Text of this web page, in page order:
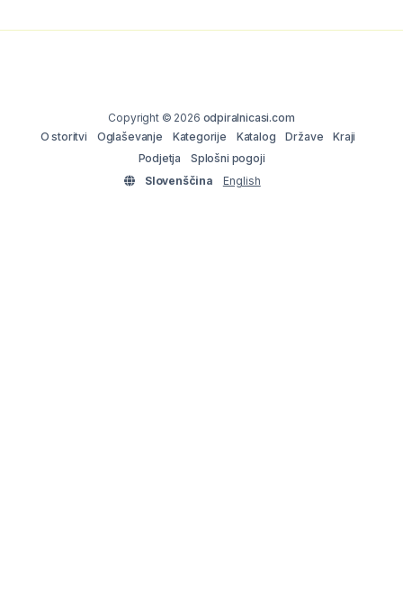
Copyright © 2026 odpiralnicasi.com
O storitvi
Oglaševanje Kategorije Katalog Države
Kraji
Podjetja
Splošni pogoji
Slovenščina
English